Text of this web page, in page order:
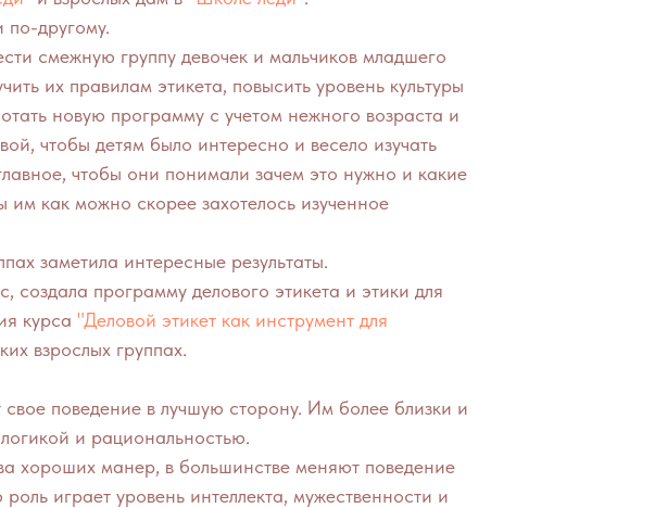
по-другому.
смежную группу девочек и мальчиков младшего
их правилам этикета, повысить уровень культуры
новую программу с учетом нежного возраста и
чтобы детям было интересно и весело изучать
чтобы они понимали зачем это нужно и какие
как можно скорее захотелось изученное
заметила интересные результаты.
создала программу делового этикета и этики для
курса "Деловой этикет как инструмент для
взрослых группах.
поведение в лучшую сторону. Им более близки и
и рациональностью.
хороших манер, в большинстве меняют поведение
играет уровень интеллекта, мужественности и